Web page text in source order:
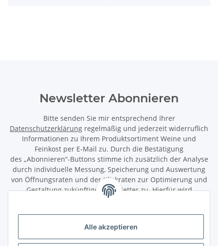
Alle akzeptieren
Newsletter Abonnieren
Bitte senden Sie mir entsprechend Ihrer
Datenschutzerklärung regelmäßig und jederzeit widerruflich
Informationen zu Ihrem Produktsortiment Weine und
Feinkost per E-Mail zu. Durch die Bestätigung
des „Abonnieren“-Buttons stimme ich zusätzlich der Analyse
durch individuelle Messung, Speicherung und Auswertung
von Öffnungsraten und der Klickraten zur Optimierung und
Gestaltung zukünftiger Newsletter zu. Hierfür wird
das Nutzungsverhalten in pseudonymisierter Form
Wirkung für die Zukunft über den Link in unserem Newsletter
abbestellen / widerrufen.